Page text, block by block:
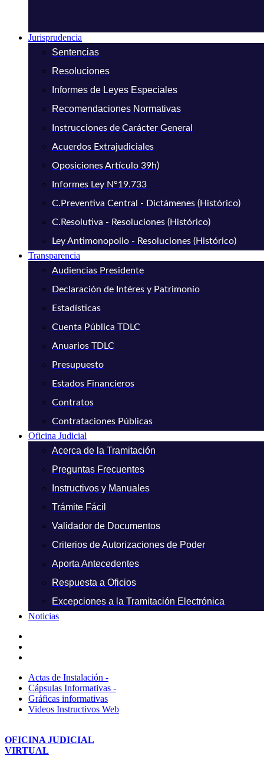
Jurisprudencia
Sentencias
Resoluciones
Informes de Leyes Especiales
Recomendaciones Normativas
Instrucciones de Carácter General
Acuerdos Extrajudiciales
Oposiciones Artículo 39h)
Informes Ley N°19.733
C.Preventiva Central - Dictámenes (Histórico)
C.Resolutiva - Resoluciones (Histórico)
Ley Antimonopolio - Resoluciones (Histórico)
Transparencia
Audiencias Presidente
Declaración de Intéres y Patrimonio
Estadísticas
Cuenta Pública TDLC
Anuarios TDLC
Presupuesto
Estados Financieros
Contratos
Contrataciones Públicas
Oficina Judicial
Acerca de la Tramitación
Preguntas Frecuentes
Instructivos y Manuales
Trámite Fácil
Validador de Documentos
Criterios de Autorizaciones de Poder
Aporta Antecedentes
Respuesta a Oficios
Excepciones a la Tramitación Electrónica
Noticias
Actas de Instalación -
Cápsulas Informativas -
Gráficas informativas
Videos Instructivos Web
OFICINA JUDICIAL
VIRTUAL